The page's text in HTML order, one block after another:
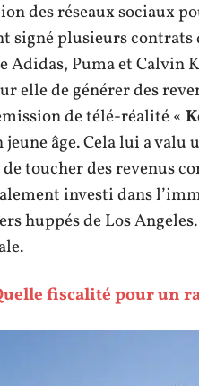
des réseaux sociaux
signé plusieurs
Adidas, Puma et Calvin
elle de générer des
de télé-réalité «
jeune âge. Cela lui a
toucher des revenus
investi dans
huppés de Los
fiscalité pour un